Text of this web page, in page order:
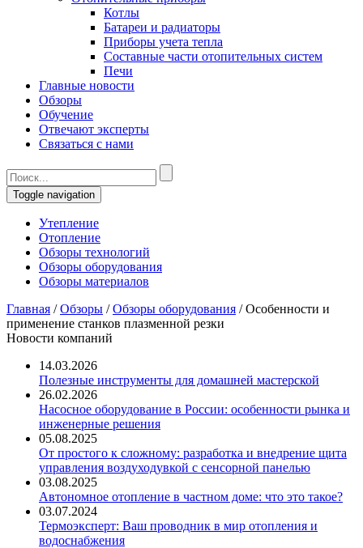
Котлы
Батареи и радиаторы
Приборы учета тепла
Составные части отопительных систем
Печи
Главные новости
Обзоры
Обучение
Отвечают эксперты
Связаться с нами
Toggle navigation
Утепление
Отопление
Обзоры технологий
Обзоры оборудования
Обзоры материалов
Главная /Обзоры /Обзоры оборудования /Особенности и
применение станков плазменной резки
Новости компаний
14.03.2026
Полезные инструменты для домашней мастерской
26.02.2026
Насосное оборудование в России: особенности рынка и
инженерные решения
05.08.2025
От простого к сложному: разработка и внедрение щита
управления воздуходувкой с сенсорной панелью
03.08.2025
Автономное отопление в частном доме: что это такое?
03.07.2024
Термоэксперт: Ваш проводник в мир отопления и
водоснабжения